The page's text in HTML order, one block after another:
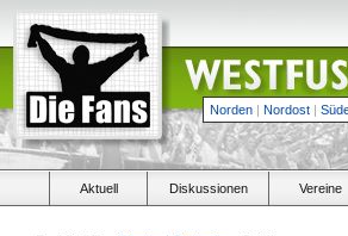
Norden | Nordost |
Aktuell Diskussionen Vereine